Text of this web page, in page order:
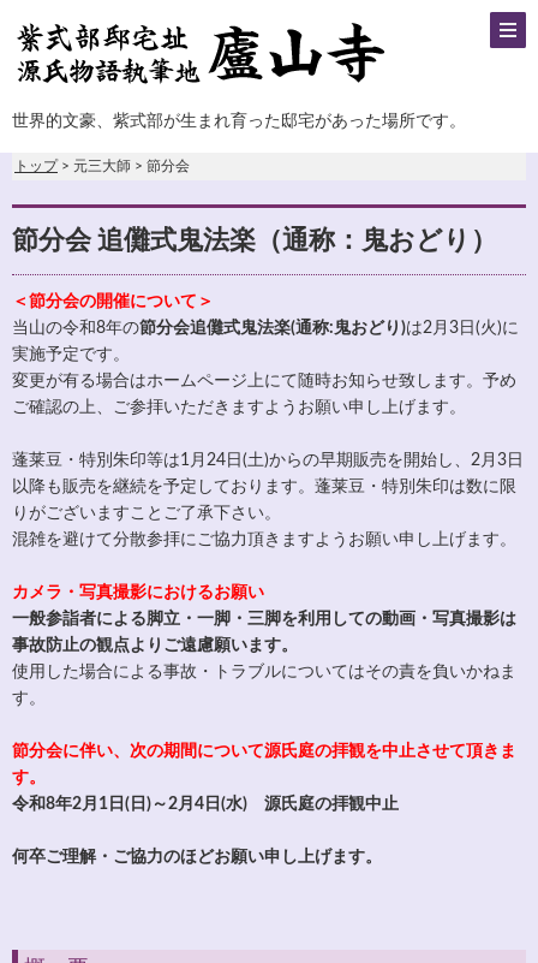
世界的文豪、紫式部が生まれ育った邸宅があった場所です。
トップ> 元三大師 > 節分会
節分会 追儺式鬼法楽（通称：鬼おどり）
＜節分会の開催について＞
当山の令和8年の節分会追儺式鬼法楽(通称:鬼おどり)は2月3日(火)に
実施予定です。
変更が有る場合はホームページ上にて随時お知らせ致します。予め
ご確認の上、ご参拝いただきますようお願い申し上げます。
蓬莱豆・特別朱印等は1月24日(土)からの早期販売を開始し、2月3日
以降も販売を継続を予定しております。蓬莱豆・特別朱印は数に限
りがございますことご了承下さい。
混雑を避けて分散参拝にご協力頂きますようお願い申し上げます。
カメラ・写真撮影におけるお願い
一般参詣者による脚立・一脚・三脚を利用しての動画・写真撮影は
事故防止の観点よりご遠慮願います。
使用した場合による事故・トラブルについてはその責を負いかねま
す。
節分会に伴い、次の期間について源氏庭の拝観を中止させて頂きま
す。
令和8年2月1日(日)～2月4日(水) 源氏庭の拝観中止
何卒ご理解・ご協力のほどお願い申し上げます。